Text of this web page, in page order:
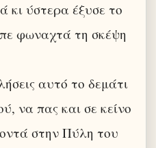
κι ύστερα έξυσε το
φωναχτά τη σκέψη
αυτό το δεμάτι
να πας και σε κείνο
στην Πύλη του